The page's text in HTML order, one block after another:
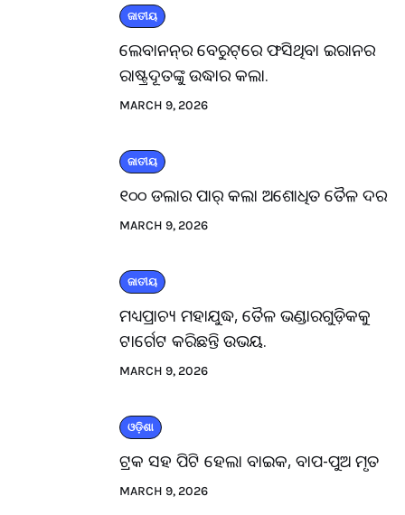
ଜାତୀୟ
ଲେବାନନ୍‌ର ବେରୁଟ୍‌ରେ ଫସିଥିବା ଇରାନର
ରାଷ୍ଟ୍ରଦୂତଙ୍କୁ ଉଦ୍ଧାର କଲା.
MARCH 9, 2026
ଜାତୀୟ
୧୦୦ ଡଲାର ପାର୍ କଲା ଅଶୋଧିତ ତୈଳ ଦର
MARCH 9, 2026
ଜାତୀୟ
ମଧ୍ୟପ୍ରାଚ୍ୟ ମହାଯୁଦ୍ଧ, ତୈଳ ଭଣ୍ଡାରଗୁଡ଼ିକକୁ
ଟାର୍ଗେଟ କରିଛନ୍ତି ଉଭୟ.
MARCH 9, 2026
ଓଡ଼ିଶା
ଟ୍ରକ ସହ ପିଟି ହେଲା ବାଇକ, ବାପ-ପୁଅ ମୃତ
MARCH 9, 2026